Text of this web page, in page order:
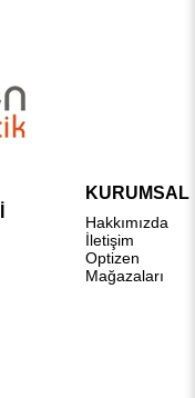
KURUMSAL
Hakkımızda
İletişim
Optizen
Mağazaları